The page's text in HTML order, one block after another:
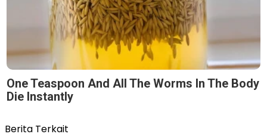
One Teaspoon And All The Worms In The Body
Die Instantly
Berita Terkait